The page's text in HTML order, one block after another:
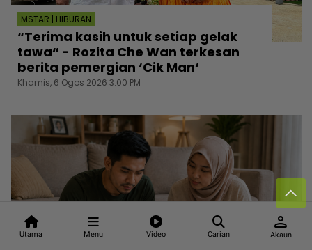
Utama Menu Video Carian
person
Akaun
MSTAR | HIBURAN
“Terima kasih untuk setiap gelak
tawa“ - Rozita Che Wan terkesan
berita pemergian ‘Cik Man‘
Khamis, 6 Ogos 2026 3:00 PM